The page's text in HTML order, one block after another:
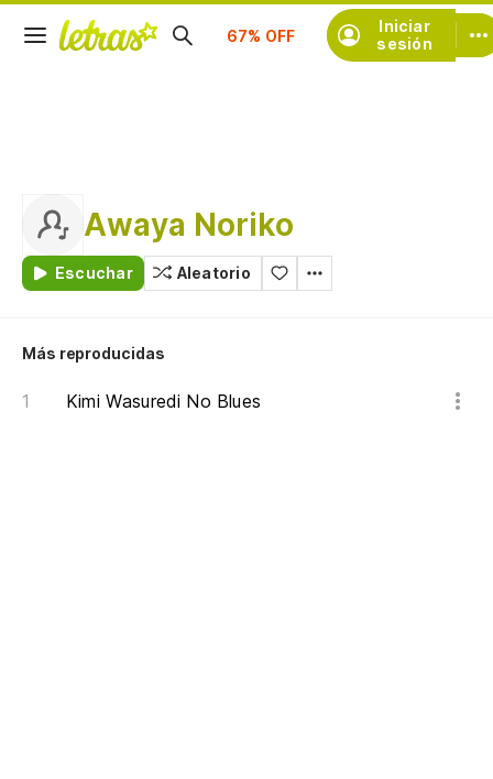
Iniciar
sesión
Suscríbete
Awaya Noriko
Escuchar Aleatorio
Más reproducidas
Kimi Wasuredi No Blues